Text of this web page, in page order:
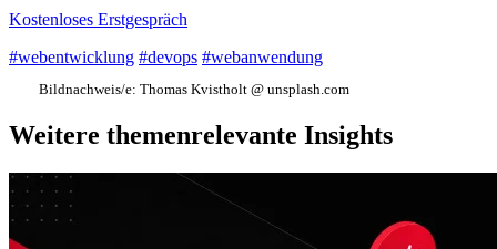
Kostenloses Erstgespräch
#webentwicklung #devops #webanwendung
Bildnachweis/e: Thomas Kvistholt @ unsplash.com
Weitere themenrelevante Insights